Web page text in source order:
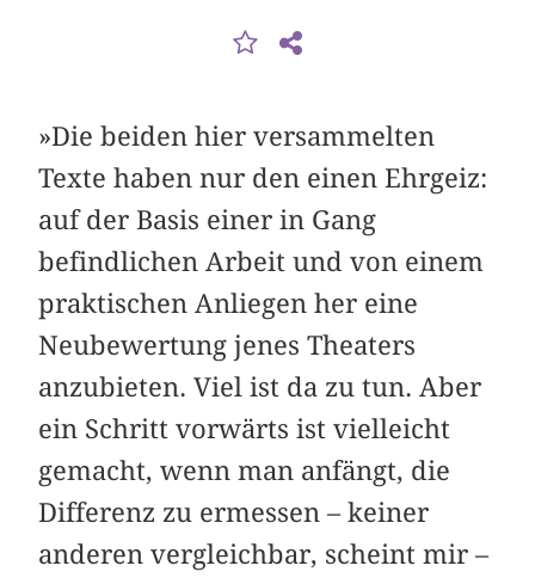
»Die beiden hier versammelten
Texte haben nur den einen Ehrgeiz:
auf der Basis einer in Gang
befindlichen Arbeit und von einem
praktischen Anliegen her eine
Neubewertung jenes Theaters
anzubieten. Viel ist da zu tun. Aber
ein Schritt vorwärts ist vielleicht
gemacht, wenn man anfängt, die
Differenz zu ermessen – keiner
anderen vergleichbar, scheint mir –